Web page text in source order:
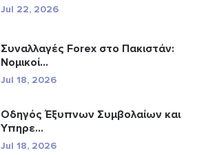
Jul 22, 2026
Συναλλαγές Forex στο Πακιστάν:
Νομικοί...
Jul 18, 2026
Οδηγός Έξυπνων Συμβολαίων και
Υπηρε...
Jul 18, 2026